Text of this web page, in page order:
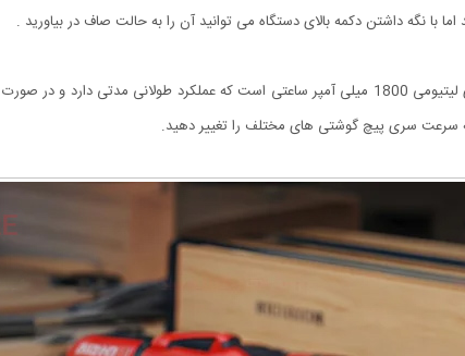
با نگه داشتن دکمه بالای دستگاه می توانید آن را به حالت صاف در بیاورید .
دریل و پیچ گوشتی شارژی 47 تکه قابل شارژ و مجهز به یک باتری لیتیومی 1800 میلی آمپر ساعتی
سرعت سری پیچ گوشتی های مختلف را تغییر دهید.